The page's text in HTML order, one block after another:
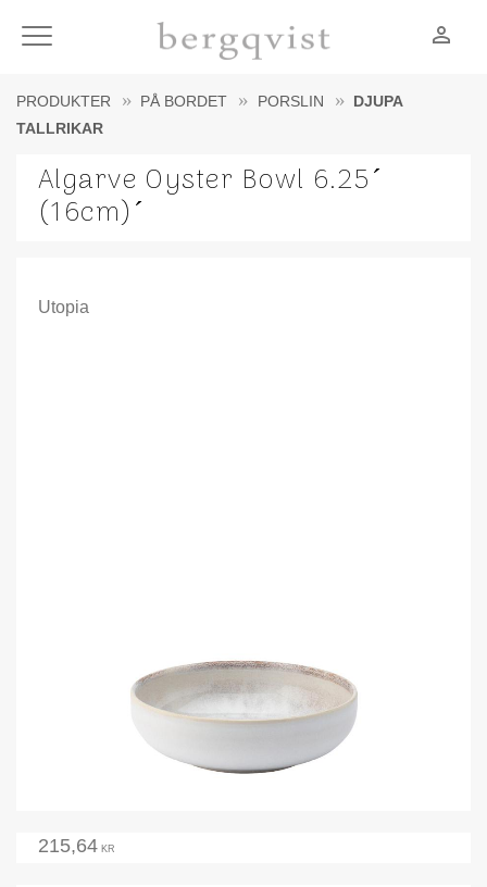
Meny person_outline
PRODUKTER PÅ BORDET PORSLIN
DJUPA
TALLRIKAR
Algarve Oyster Bowl 6.25´
(16cm)´
Utopia
215,64 KR